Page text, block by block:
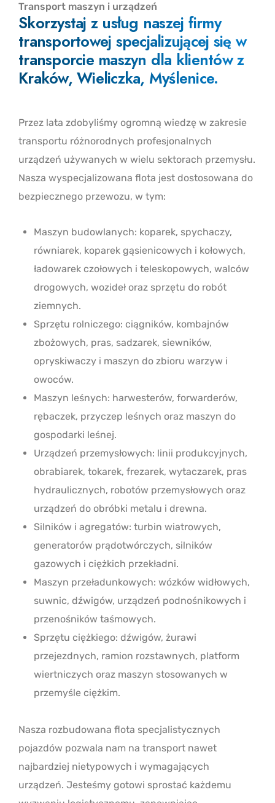
Transport maszyn i urządzeń
Skorzystaj z usług naszej firmy
transportowej specjalizującej się w
transporcie maszyn dla klientów z
Kraków, Wieliczka, Myślenice.
Przez lata zdobyliśmy ogromną wiedzę w zakresie
transportu różnorodnych profesjonalnych
urządzeń używanych w wielu sektorach przemysłu.
Nasza wyspecjalizowana flota jest dostosowana do
bezpiecznego przewozu, w tym:
Maszyn budowlanych: koparek, spychaczy,
równiarek, koparek gąsienicowych i kołowych,
ładowarek czołowych i teleskopowych, walców
drogowych, wozideł oraz sprzętu do robót
ziemnych.
Sprzętu rolniczego: ciągników, kombajnów
zbożowych, pras, sadzarek, siewników,
opryskiwaczy i maszyn do zbioru warzyw i
owoców.
Maszyn leśnych: harwesterów, forwarderów,
rębaczek, przyczep leśnych oraz maszyn do
gospodarki leśnej.
Urządzeń przemysłowych: linii produkcyjnych,
obrabiarek, tokarek, frezarek, wytaczarek, pras
hydraulicznych, robotów przemysłowych oraz
urządzeń do obróbki metalu i drewna.
Silników i agregatów: turbin wiatrowych,
generatorów prądotwórczych, silników
gazowych i ciężkich przekładni.
Maszyn przeładunkowych: wózków widłowych,
suwnic, dźwigów, urządzeń podnośnikowych i
przenośników taśmowych.
Sprzętu ciężkiego: dźwigów, żurawi
przejezdnych, ramion rozstawnych, platform
wiertniczych oraz maszyn stosowanych w
przemyśle ciężkim.
Nasza rozbudowana flota specjalistycznych
pojazdów pozwala nam na transport nawet
najbardziej nietypowych i wymagających
urządzeń. Jesteśmy gotowi sprostać każdemu